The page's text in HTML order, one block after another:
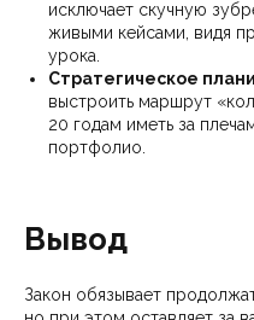
исключает скучную
живыми кейсами, видя
урока.
Стратегическое
выстроить маршрут
20 годам иметь за
портфолио.
Вывод
Закон обязывает